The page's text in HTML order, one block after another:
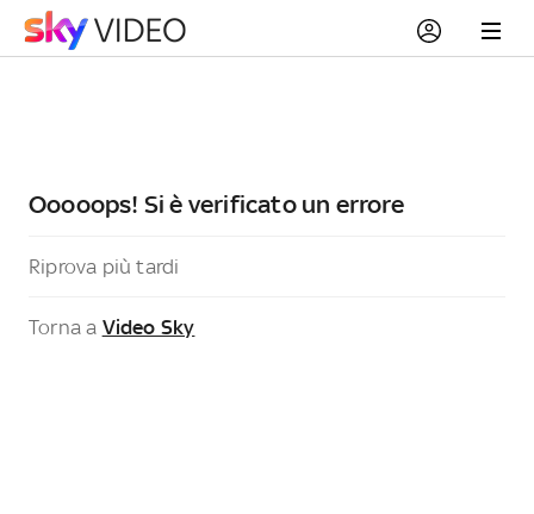
Ooooops! Si è verificato un errore
Riprova più tardi
Torna a Video Sky